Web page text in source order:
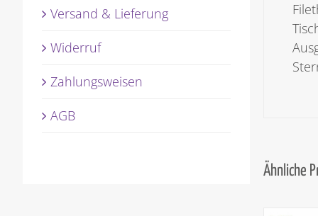
Ähnliche
Versand & Lieferung
Widerruf
Zahlungsweisen
AGB